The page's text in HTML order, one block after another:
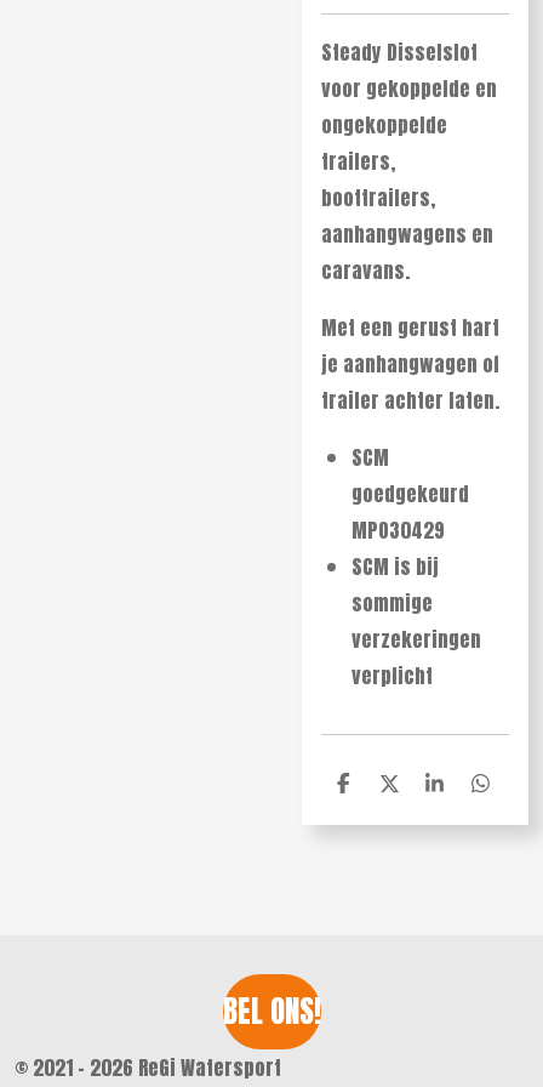
Steady Disselslot
voor gekoppelde en
ongekoppelde
trailers,
boottrailers,
aanhangwagens en
caravans.
Met een gerust hart
je aanhangwagen of
trailer achter laten.
SCM
goedgekeurd
MPO30429
SCM is bij
sommige
verzekeringen
verplicht
D
l
D
e
S
a
D
l
BEL ONS!
© 2021 - 2026 ReGi Watersport